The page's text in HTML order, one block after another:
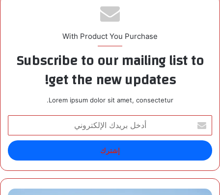
With Product You Purchase
Subscribe to our mailing list to
get the new updates!
Lorem ipsum dolor sit amet, consectetur.
خ
ل
ر
د